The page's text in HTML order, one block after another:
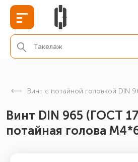
Винт с потайной головкой DIN
Винт DIN 965 (ГОСТ
потайная голова